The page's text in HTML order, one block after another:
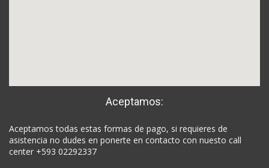
Aceptamos:
Aceptamos todas estas formas de pago, si requieres de
asistencia no dudes en ponerte en contacto con nuesto call
center +593 02292337